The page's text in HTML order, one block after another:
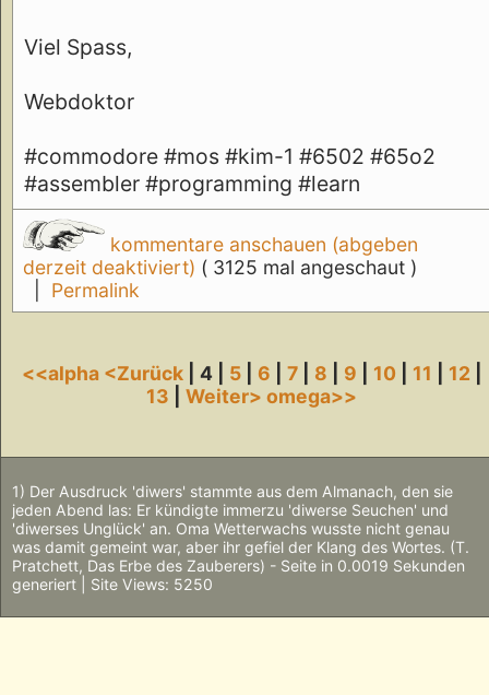
Viel Spass,
Webdoktor
#commodore #mos #kim-1 #6502 #65o2
#assembler #programming #learn
kommentare anschauen (abgeben
derzeit deaktiviert) ( 3125 mal angeschaut )
Permalink
<<alpha <Zurück | 4 | 5| 6 7| 8 9 10| 11 12
13 |Weiter>omega>>
1) Der Ausdruck 'diwers' stammte aus dem Almanach, den sie
jeden Abend las: Er kündigte immerzu 'diwerse Seuchen' und
'diwerses Unglück' an. Oma Wetterwachs wusste nicht genau
was damit gemeint war, aber ihr gefiel der Klang des Wortes. (T.
Pratchett, Das Erbe des Zauberers) - Seite in 0.0019 Sekunden
generiert | Site Views: 5250